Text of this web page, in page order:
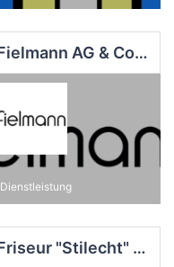
Fielmann AG & Co. OHG
Dienstleistung
Friseur "Stilecht" Mansion-Walter GbR